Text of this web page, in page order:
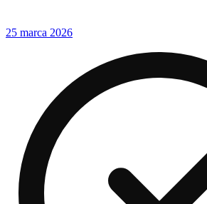
25 marca 2026